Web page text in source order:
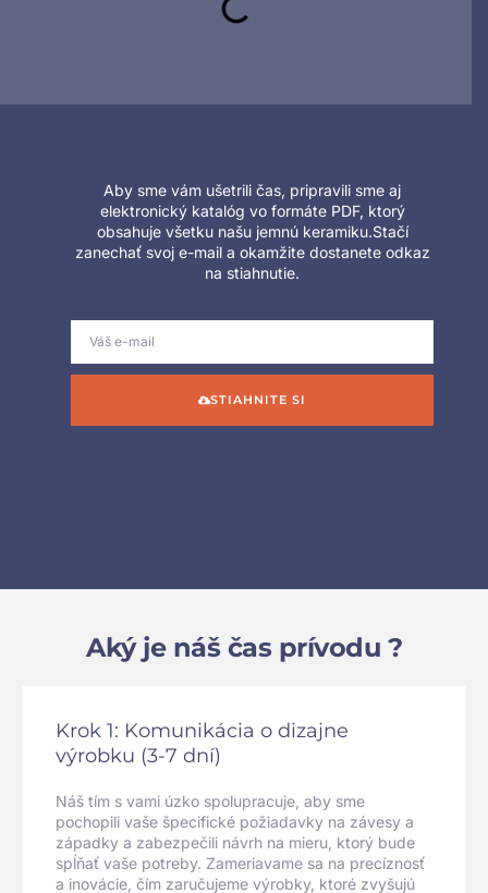
Aby sme vám ušetrili čas, pripravili sme aj
elektronický katalóg vo formáte PDF, ktorý
obsahuje všetku našu jemnú keramiku.Stačí
zanechať svoj e-mail a okamžite dostanete odkaz
na stiahnutie.
STIAHNITE SI
Aký je náš čas prívodu ?
Krok 1: Komunikácia o dizajne
výrobku (3-7 dní)
Náš tím s vami úzko spolupracuje, aby sme
pochopili vaše špecifické požiadavky na závesy a
západky a zabezpečili návrh na mieru, ktorý bude
spĺňať vaše potreby. Zameriavame sa na precíznosť
a inovácie, čím zaručujeme výrobky, ktoré zvyšujú